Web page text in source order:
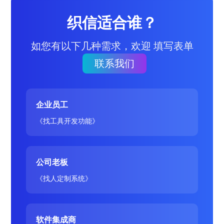
织信适合谁？
如您有以下几种需求，欢迎 填写表单
联系我们
企业员工
《找工具开发功能》
公司老板
《找人定制系统》
软件集成商